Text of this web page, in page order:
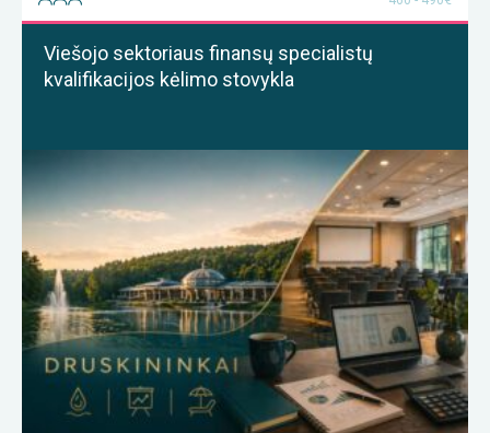
Viešojo sektoriaus finansų specialistų
kvalifikacijos kėlimo stovykla